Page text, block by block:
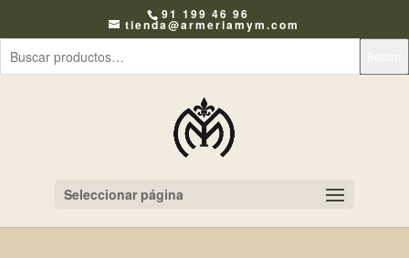
91 199 46 96
tienda@armeriamym.com
Seleccionar página